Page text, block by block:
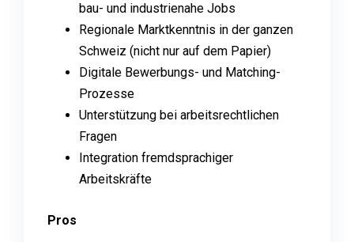
bau- und industrienahe Jobs
Regionale Marktkenntnis in der ganzen
Schweiz (nicht nur auf dem Papier)
Digitale Bewerbungs- und Matching-
Prozesse
Unterstützung bei arbeitsrechtlichen
Fragen
Integration fremdsprachiger
Arbeitskräfte
Pros